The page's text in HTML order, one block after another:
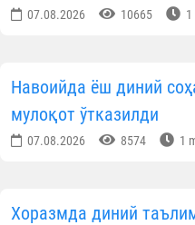
07.08.2026 10665 1
Навоийда ёш диний
мулоқот ўтказилди
07.08.2026 8574 1
Хоразмда диний